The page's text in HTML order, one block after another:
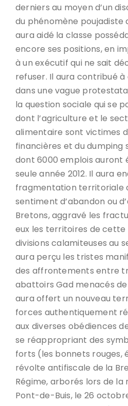
derniers au moyen d’un
du phénomène poujadiste
aura aidé la classe
encore ses positions, en
à un exécutif qui ne sait
refuser. Il aura contribué
dans une vague
la question sociale qui se
dont l’agriculture et le
alimentaire sont victimes
financières et du dumping
dont 6000 emplois auront
seule année 2012. Il aura
fragmentation territoriale
sentiment d’abandon ou
Bretons, aggravé les
eux les territoires de cette
divisions calamiteuses au
aura perçu les tristes
des affrontements entre
abattoirs Gad menacés
aura offert un nouveau
forces authentiquement
aux diverses obédiences
se réappropriant des
forts (les bonnets rouges,
révolte antifiscale de la
Régime, arborés lors de
Pont-de-Buis, le 26